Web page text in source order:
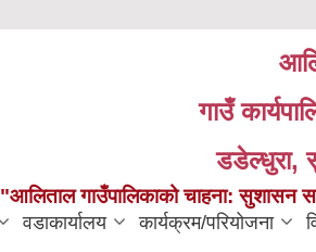
गाउँ
डडेल्धुरा,
"आलिताल गाउँपालिकाको चाहना: सुशासन
वडाकार्यालय कार्यक्रम/परियोजना